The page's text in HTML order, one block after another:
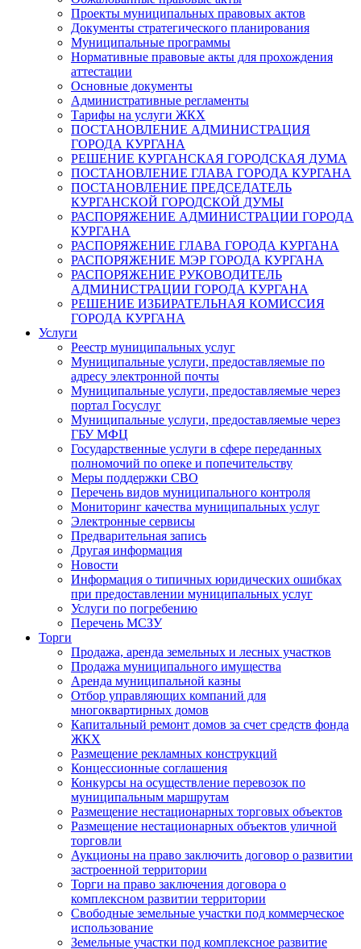
Проекты муниципальных правовых актов
Документы стратегического планирования
Муниципальные программы
Нормативные правовые акты для прохождения
аттестации
Основные документы
Административные регламенты
Тарифы на услуги ЖКХ
ПОСТАНОВЛЕНИЕ АДМИНИСТРАЦИЯ
ГОРОДА КУРГАНА
РЕШЕНИЕ КУРГАНСКАЯ ГОРОДСКАЯ ДУМА
ПОСТАНОВЛЕНИЕ ГЛАВА ГОРОДА КУРГАНА
ПОСТАНОВЛЕНИЕ ПРЕДСЕДАТЕЛЬ
КУРГАНСКОЙ ГОРОДСКОЙ ДУМЫ
РАСПОРЯЖЕНИЕ АДМИНИСТРАЦИИ ГОРОДА
КУРГАНА
РАСПОРЯЖЕНИЕ ГЛАВА ГОРОДА КУРГАНА
РАСПОРЯЖЕНИЕ МЭР ГОРОДА КУРГАНА
РАСПОРЯЖЕНИЕ РУКОВОДИТЕЛЬ
АДМИНИСТРАЦИИ ГОРОДА КУРГАНА
РЕШЕНИЕ ИЗБИРАТЕЛЬНАЯ КОМИССИЯ
ГОРОДА КУРГАНА
Услуги
Реестр муниципальных услуг
Муниципальные услуги, предоставляемые по
адресу электронной почты
Муниципальные услуги, предоставляемые через
портал Госуслуг
Муниципальные услуги, предоставляемые через
ГБУ МФЦ
Государственные услуги в сфере переданных
полномочий по опеке и попечительству
Меры поддержки СВО
Перечень видов муниципального контроля
Мониторинг качества муниципальных услуг
Электронные сервисы
Предварительная запись
Другая информация
Новости
Информация о типичных юридических ошибках
при предоставлении муниципальных услуг
Услуги по погребению
Перечень МСЗУ
Торги
Продажа, аренда земельных и лесных участков
Продажа муниципального имущества
Аренда муниципальной казны
Отбор управляющих компаний для
многоквартирных домов
Капитальный ремонт домов за счет средств фонда
ЖКХ
Размещение рекламных конструкций
Концессионные соглашения
Конкурсы на осуществление перевозок по
муниципальным маршрутам
Размещение нестационарных торговых объектов
Размещение нестационарных объектов уличной
торговли
Аукционы на право заключить договор о развитии
застроенной территории
Торги на право заключения договора о
комплексном развитии территории
Свободные земельные участки под коммерческое
использование
Земельные участки под комплексное развитие